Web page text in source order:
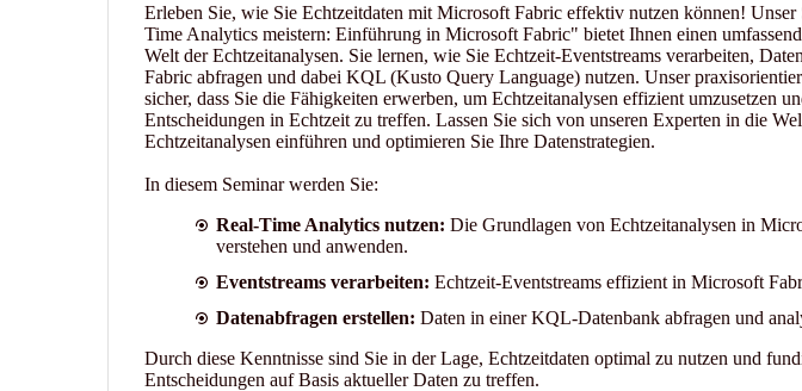
Erleben Sie, wie Sie Echtzeitdaten mit Microsoft Fabric effektiv nutzen können! Unser
Time Analytics meistern: Einführung in Microsoft Fabric" bietet Ihnen einen
Welt der Echtzeitanalysen. Sie lernen, wie Sie Echtzeit-Eventstreams verarbeiten,
Fabric abfragen und dabei KQL (Kusto Query Language) nutzen. Unser
sicher, dass Sie die Fähigkeiten erwerben, um Echtzeitanalysen effizient umzusetzen
Entscheidungen in Echtzeit zu treffen. Lassen Sie sich von unseren Experten in die
Echtzeitanalysen einführen und optimieren Sie Ihre Datenstrategien.
In diesem Seminar werden Sie:
Real-Time Analytics nutzen: Die Grundlagen von Echtzeitanalysen in
verstehen und anwenden.
Eventstreams verarbeiten: Echtzeit-Eventstreams effizient in Microsoft
Datenabfragen erstellen: Daten in einer KQL-Datenbank abfragen und
Durch diese Kenntnisse sind Sie in der Lage, Echtzeitdaten optimal zu nutzen und
Entscheidungen auf Basis aktueller Daten zu treffen.